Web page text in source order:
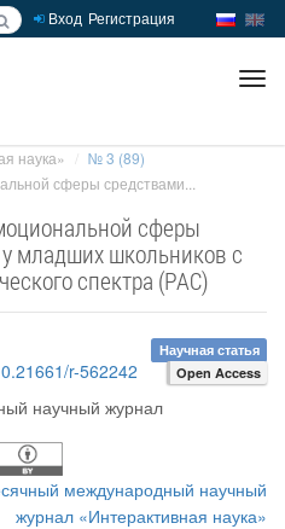
Вход Регистрация
наука»
№ 3 (89)
сферы средствами...
сферы
младших школьников с
спектра (РАС)
Научная статья
r-562242 Open Access
международный научный
журнал «Интерактивная наука»